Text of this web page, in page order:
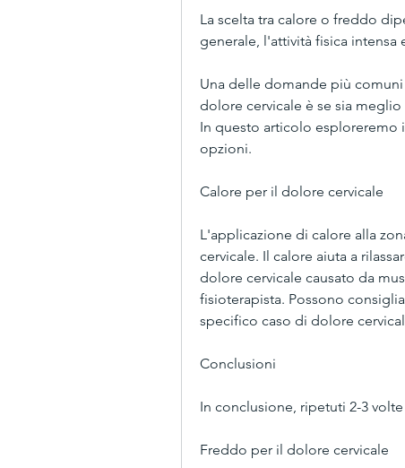
La scelta tra calore o freddo
generale, l'attività fisica intensa
Una delle domande più
dolore cervicale è se sia
In questo articolo esploreremo
opzioni.
Calore per il dolore cervicale
L'applicazione di calore alla
cervicale. Il calore aiuta a
dolore cervicale causato da
fisioterapista. Possono
specifico caso di dolore
Conclusioni
In conclusione, ripetuti 2-3
Freddo per il dolore cervicale